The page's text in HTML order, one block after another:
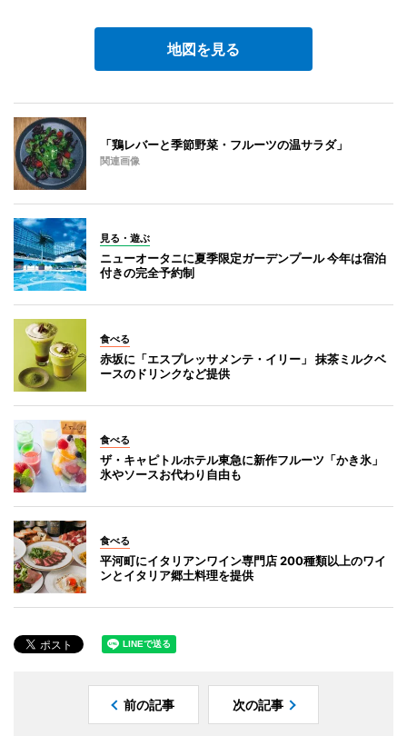
地図を見る
「鶏レバーと季節野菜・フルーツの温サラダ」
関連画像
見る・遊ぶ
ニューオータニに夏季限定ガーデンプール 今年は宿泊
付きの完全予約制
食べる
赤坂に「エスプレッサメンテ・イリー」 抹茶ミルクベ
ースのドリンクなど提供
食べる
ザ・キャピトルホテル東急に新作フルーツ「かき氷」
氷やソースお代わり自由も
食べる
平河町にイタリアンワイン専門店 200種類以上のワイ
ンとイタリア郷土料理を提供
前の記事 次の記事